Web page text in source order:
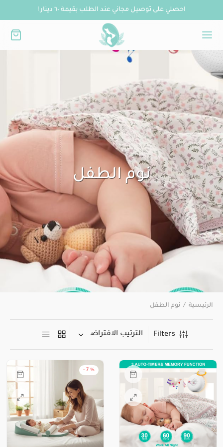
احصلي على توصيل مجاني عند الطلب بقيمة ٦٠ دينار !
نوم الطفل
الرئيسية / نوم الطفل
Filters
- 7 %
هناك
العديد
من
الأشكال